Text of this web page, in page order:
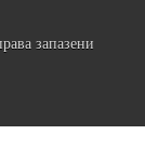
запазени